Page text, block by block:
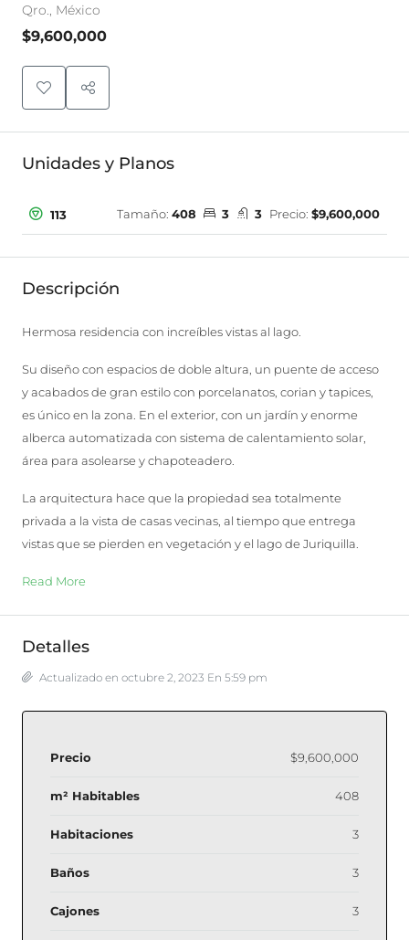
Qro., México
$9,600,000
Unidades y Planos
113 Tamaño: 408 3 3 Precio: $9,600,000
Descripción
Hermosa residencia con increíbles vistas al lago.
Su diseño con espacios de doble altura, un puente de acceso
y acabados de gran estilo con porcelanatos, corian y tapices,
es único en la zona. En el exterior, con un jardín y enorme
alberca automatizada con sistema de calentamiento solar,
área para asolearse y chapoteadero.
La arquitectura hace que la propiedad sea totalmente
privada a la vista de casas vecinas, al tiempo que entrega
vistas que se pierden en vegetación y el lago de Juriquilla.
Read More
Detalles
Actualizado en octubre 2, 2023 En 5:59 pm
Precio $9,600,000
m² Habitables 408
Habitaciones 3
Baños 3
Cajones 3